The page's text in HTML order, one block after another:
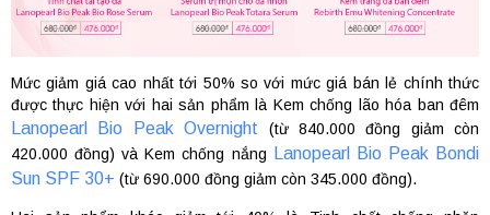
Mức giảm giá cao nhất tới 50% so với mức giá bán lẻ chính thức
được thực hiện với hai sản phẩm là Kem chống lão hóa ban đêm
Lanopearl Bio Peak Overnight (từ 840.000 đồng giảm còn
420.000 đồng) và Kem chống nắng
Lanopearl Bio Peak Bondi
Sun SPF 30+ (từ 690.000 đồng giảm còn 345.000 đồng).